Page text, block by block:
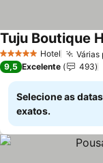
5 Estrelas Hotel Várias
Tuju Boutique
9,5 Excelente 493
Selecione as
exatos.